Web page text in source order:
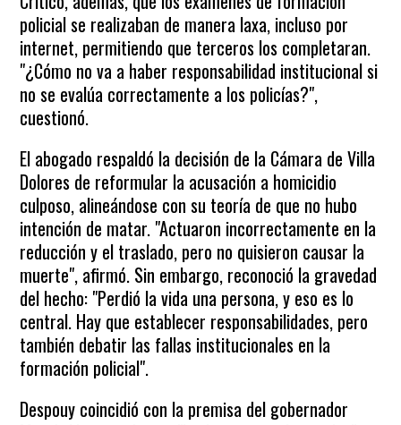
policial se realizaban de manera laxa, incluso por
internet, permitiendo que terceros los completaran.
"¿Cómo no va a haber responsabilidad institucional si
no se evalúa correctamente a los policías?",
cuestionó.
El abogado respaldó la decisión de la Cámara de Villa
Dolores de reformular la acusación a homicidio
culposo, alineándose con su teoría de que no hubo
intención de matar. "Actuaron incorrectamente en la
reducción y el traslado, pero no quisieron causar la
muerte", afirmó. Sin embargo, reconoció la gravedad
del hecho: "Perdió la vida una persona, y eso es lo
central. Hay que establecer responsabilidades, pero
también debatir las fallas institucionales en la
formación policial".
Despouy coincidió con la premisa del gobernador